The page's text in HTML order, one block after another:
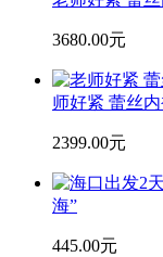
3680.00元
师好紧 蕾丝
2399.00元
海”
445.00元